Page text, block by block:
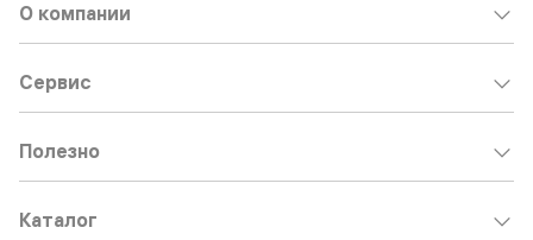
О компании
Сервис
Полезно
Каталог